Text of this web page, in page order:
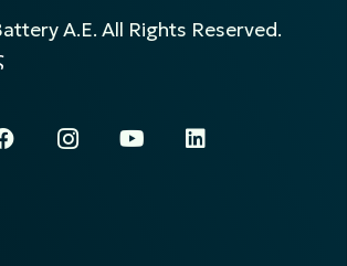
A.E. All Rights Reserved.